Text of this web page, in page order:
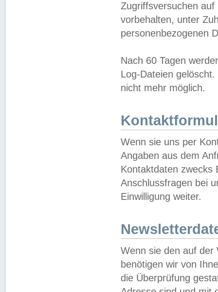
Zugriffsversuchen
vorbehalten, unter
personenbezogenen
Nach 60 Tagen
Log-Dateien
nicht mehr möglich.
Wenn sie uns per
Angaben aus dem
Kontaktdaten zwecks
Anschlussfragen bei
Einwilligung weiter.
Wenn sie den auf der
benötigen wir von
die Überprüfung